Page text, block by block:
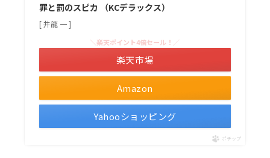
罪と罰のスピカ （KCデラックス）
[ 井龍 一 ]
Amazon
＼楽天ポイント4倍セール！／
楽天市場
Yahooショッピング
ポチップ